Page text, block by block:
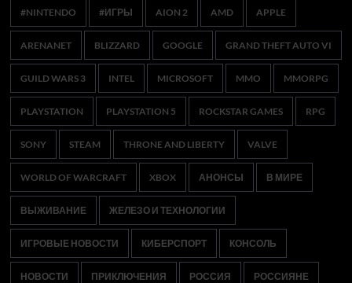
#NINTENDO #ИГРЫ AION 2 AMD APPLE
ARENANET BLIZZARD GOOGLE GRAND THEFT AUTO VI
GUILD WARS 3 INTEL MICROSOFT MMO MMORPG
PLAYSTATION PLAYSTATION 5 ROCKSTAR GAMES RPG
SONY STEAM THRONE AND LIBERTY VALVE
WORLD OF WARCRAFT XBOX АНОНСЫ В МИРЕ
ВЫЖИВАНИЕ ЖЕЛЕЗО И ТЕХНОЛОГИИ
ИГРОВЫЕ НОВОСТИ КИБЕРСПОРТ КОНСОЛЬ
НОВОСТИ ПРИКЛЮЧЕНИЯ РОССИЯ РОССИЯНЕ